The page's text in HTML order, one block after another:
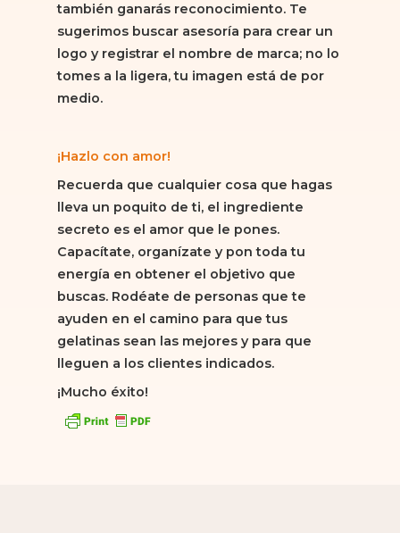
también ganarás reconocimiento. Te
sugerimos buscar asesoría para crear un
logo y registrar el nombre de marca; no lo
tomes a la ligera, tu imagen está de por
medio.
¡Hazlo con amor!
Recuerda que cualquier cosa que hagas
lleva un poquito de ti, el ingrediente
secreto es el amor que le pones.
Capacítate, organízate y pon toda tu
energía en obtener el objetivo que
buscas. Rodéate de personas que te
ayuden en el camino para que tus
gelatinas sean las mejores y para que
lleguen a los clientes indicados.
¡Mucho éxito!